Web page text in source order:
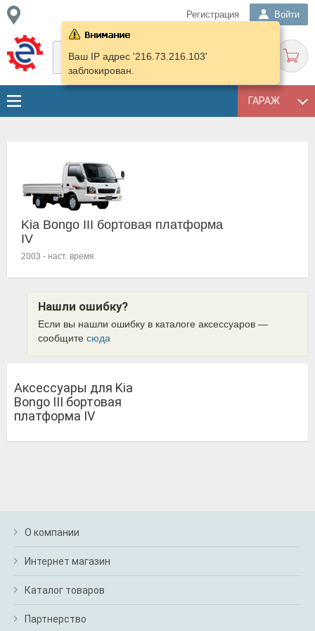
Регистрация Войти
ГАРАЖ
Ваш IP адрес '216.73.216.103'
заблокирован.
Kia Bongo III бортовая платформа
IV
2003 - наст. время
Нашли ошибку?
Если вы нашли ошибку в каталоге аксессуаров —
сообщите сюда
Аксессуары для Kia
Bongo III бортовая
платформа IV
О компании
Интернет магазин
Каталог товаров
Партнерство